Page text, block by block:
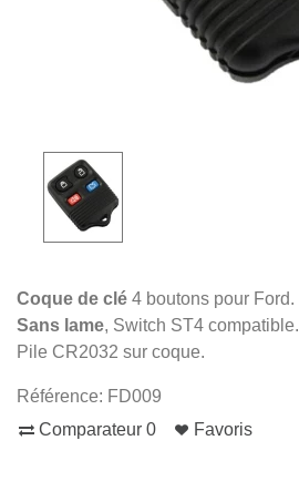
Coque de clé 4 boutons pour Ford.
Sans lame, Switch ST4 compatible.
Pile CR2032 sur coque.
Référence: FD009
Comparateur 0 Favoris